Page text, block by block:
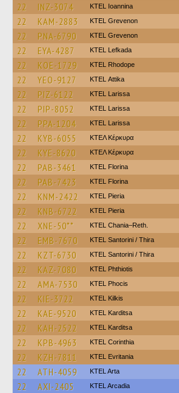
22 INZ-3074 KTEL Ioannina
22 KAM-2883 ΚΤΕL Grevenon
22 PNA-6790 ΚΤΕL Grevenon
22 EYA-4287 KTEL Lefkada
22 KOE-1729 KTEL Rhodope
22 YEO-9127 KΤΕL Αttika
22 PIZ-6122 KTEL Larissa
22 PIP-8052 KTEL Larissa
22 PPA-1204 KTEL Larissa
22 KYB-6055 ΚΤΕΛ Κέρκυρα
22 KYE-8620 ΚΤΕΛ Κέρκυρα
22 PAB-3461 KTEL Florina
22 PAB-7423 KTEL Florina
22 KNM-2422 KTEL Pieria
22 KNB-6722 KTEL Pieria
22 XNE-50** KTEL Chania–Reth.
22 EMB-7670 KTEL Santorini / Thira
22 KZT-6730 KTEL Santorini / Thira
22 KAZ-7080 ΚΤΕL Phthiotis
22 AMA-7530 ΚΤΕL Phocis
22 KIE-3722 KTEL Kilkis
22 KAE-9520 ΚΤΕL Karditsa
22 KAH-2522 ΚΤΕL Karditsa
22 KPB-4963 KTEL Corinthia
22 KZH-7811 ΚΤΕL Evritania
22 ATH-4059 KTEL Arta
22 AXI-2405 KTEL Arcadia